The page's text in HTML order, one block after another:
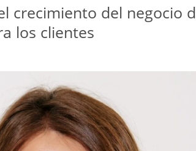
crecimiento del negocio
los clientes